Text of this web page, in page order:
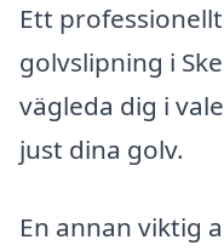
Ett
golvslipning i
vägleda dig i
just dina golv.
En annan viktig